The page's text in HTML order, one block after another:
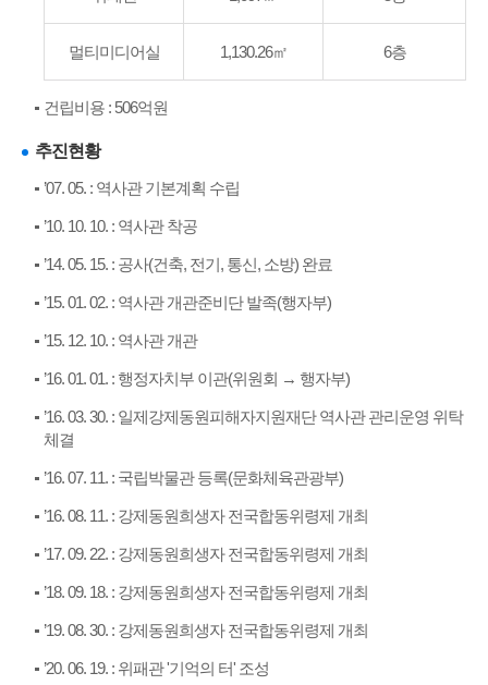
멀티미디어실 1,130.26㎡ 6층
건립비용 : 506억원
추진현황
’07. 05. : 역사관 기본계획 수립
’10. 10. 10. : 역사관 착공
’14. 05. 15. : 공사(건축, 전기, 통신, 소방) 완료
’15. 01. 02. : 역사관 개관준비단 발족(행자부)
’15. 12. 10. : 역사관 개관
’16. 01. 01. : 행정자치부 이관(위원회 → 행자부)
’16. 03. 30. : 일제강제동원피해자지원재단 역사관 관리운영 위탁
체결
’16. 07. 11. : 국립박물관 등록(문화체육관광부)
’16. 08. 11. : 강제동원희생자 전국합동위령제 개최
’17. 09. 22. : 강제동원희생자 전국합동위령제 개최
’18. 09. 18. : 강제동원희생자 전국합동위령제 개최
’19. 08. 30. : 강제동원희생자 전국합동위령제 개최
’20. 06. 19. : 위패관 '기억의 터' 조성